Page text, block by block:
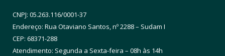
CNPJ: 05.263.116/0001-37
Endereço: Rua Otaviano Santos, nº 2288 – Sudam I
CEP: 68371-288
Atendimento: Segunda a Sexta-feira – 08h às 14h